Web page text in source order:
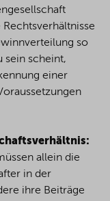
so
sein scheint,
einer
allein die
in der
ihre Beiträge